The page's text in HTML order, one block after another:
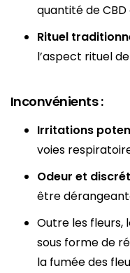
quantité de
Rituel
l’aspect rituel
Inconvénients :
Irritations
voies
Odeur et
être
Outre les fleurs,
sous forme de
la fumée des